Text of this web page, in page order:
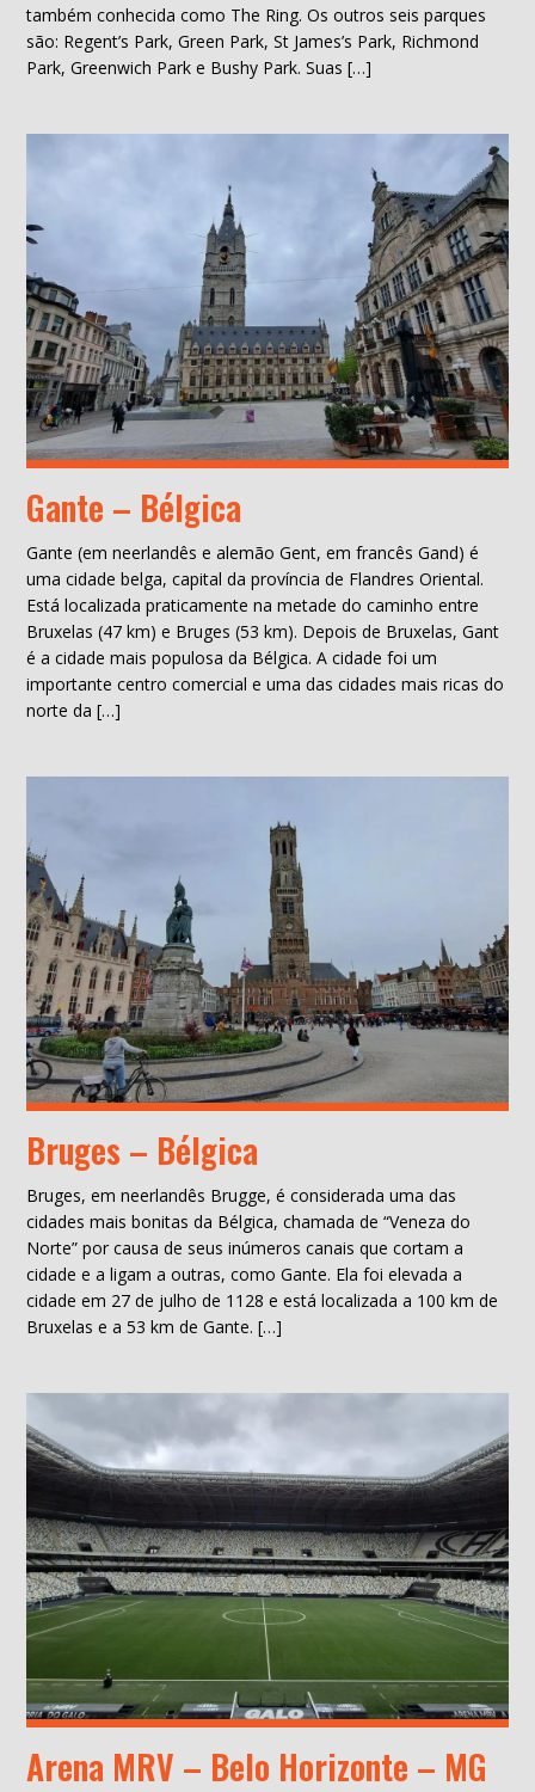
também conhecida como The Ring. Os outros seis parques
são: Regent’s Park, Green Park, St James’s Park, Richmond
Park, Greenwich Park e Bushy Park. Suas […]
Gante – Bélgica
Gante (em neerlandês e alemão Gent, em francês Gand) é
uma cidade belga, capital da província de Flandres Oriental.
Está localizada praticamente na metade do caminho entre
Bruxelas (47 km) e Bruges (53 km). Depois de Bruxelas, Gant
é a cidade mais populosa da Bélgica. A cidade foi um
importante centro comercial e uma das cidades mais ricas do
norte da […]
Bruges – Bélgica
Bruges, em neerlandês Brugge, é considerada uma das
cidades mais bonitas da Bélgica, chamada de “Veneza do
Norte” por causa de seus inúmeros canais que cortam a
cidade e a ligam a outras, como Gante. Ela foi elevada a
cidade em 27 de julho de 1128 e está localizada a 100 km de
Bruxelas e a 53 km de Gante. […]
Arena MRV – Belo Horizonte – MG